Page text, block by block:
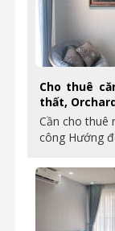
Cho thuê
thất,
Cần cho thuê
công Hướng